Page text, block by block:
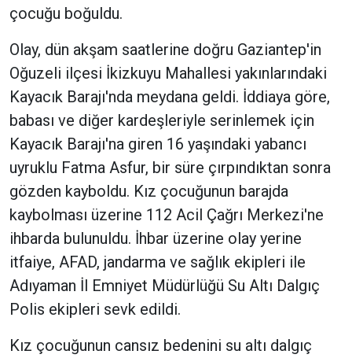
çocuğu boğuldu.
Olay, dün akşam saatlerine doğru Gaziantep'in
Oğuzeli ilçesi İkizkuyu Mahallesi yakınlarındaki
Kayacık Barajı'nda meydana geldi. İddiaya göre,
babası ve diğer kardeşleriyle serinlemek için
Kayacık Barajı'na giren 16 yaşındaki yabancı
uyruklu Fatma Asfur, bir süre çırpındıktan sonra
gözden kayboldu. Kız çocuğunun barajda
kaybolması üzerine 112 Acil Çağrı Merkezi'ne
ihbarda bulunuldu. İhbar üzerine olay yerine
itfaiye, AFAD, jandarma ve sağlık ekipleri ile
Adıyaman İl Emniyet Müdürlüğü Su Altı Dalgıç
Polis ekipleri sevk edildi.
Kız çocuğunun cansız bedenini su altı dalgıç